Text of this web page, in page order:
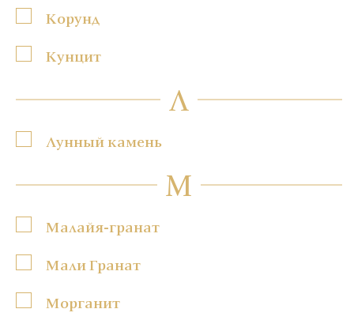
Корунд
Кунцит
Л
Лунный камень
М
Малайя-гранат
Мали Гранат
Морганит